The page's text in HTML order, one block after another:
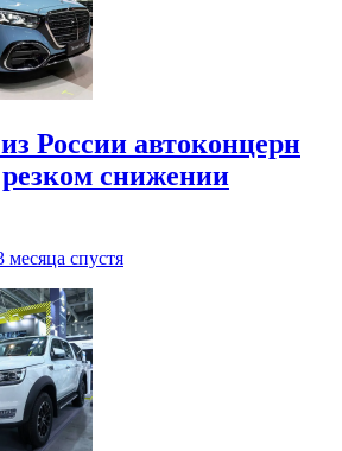
России автоконцерн
снижении
месяца спустя